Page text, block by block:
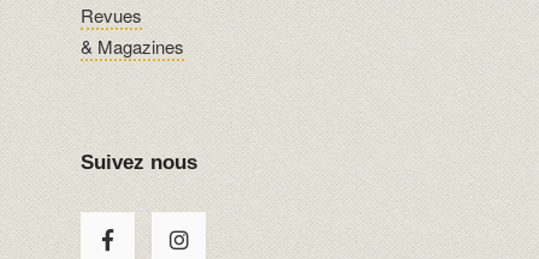
Revues
& Magazines
Suivez nous